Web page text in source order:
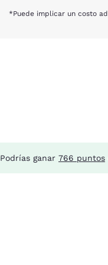
*Puede implicar un costo
Podrías ganar 766 puntos